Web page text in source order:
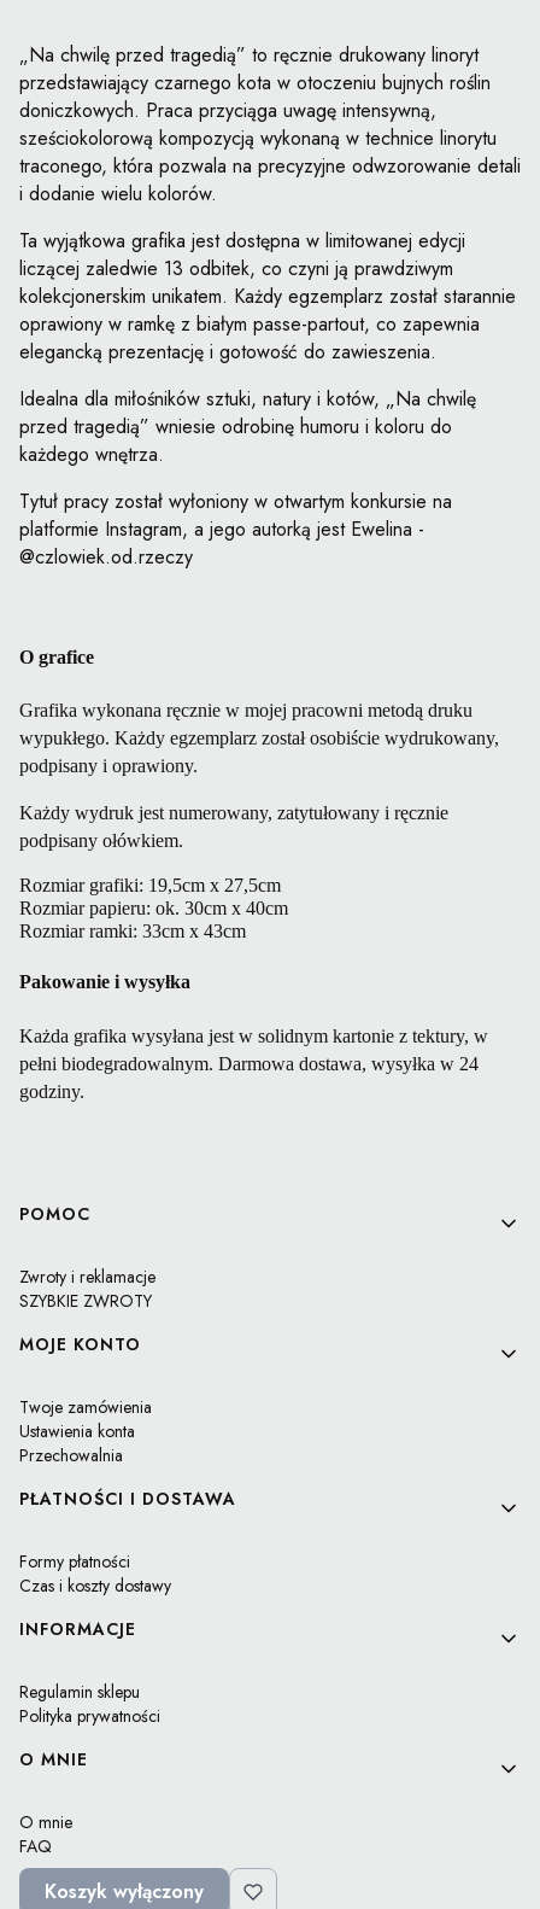
„Na chwilę przed tragedią” to ręcznie drukowany linoryt
przedstawiający czarnego kota w otoczeniu bujnych roślin
doniczkowych. Praca przyciąga uwagę intensywną,
sześciokolorową kompozycją wykonaną w technice linorytu
traconego, która pozwala na precyzyjne odwzorowanie detali
i dodanie wielu kolorów.
Ta wyjątkowa grafika jest dostępna w limitowanej edycji
liczącej zaledwie 13 odbitek, co czyni ją prawdziwym
kolekcjonerskim unikatem. Każdy egzemplarz został starannie
oprawiony w ramkę z białym passe-partout, co zapewnia
elegancką prezentację i gotowość do zawieszenia.
Idealna dla miłośników sztuki, natury i kotów, „Na chwilę
przed tragedią” wniesie odrobinę humoru i koloru do
każdego wnętrza.
Tytuł pracy został wyłoniony w otwartym konkursie na
platformie Instagram, a jego autorką jest Ewelina -
@czlowiek.od.rzeczy
O grafice
Grafika wykonana ręcznie w mojej pracowni metodą druku
wypukłego. Każdy egzemplarz został osobiście wydrukowany,
podpisany i oprawiony.
Każdy wydruk jest numerowany, zatytułowany i ręcznie
podpisany ołówkiem.
Rozmiar grafiki: 19,5cm x 27,5cm
Rozmiar papieru: ok. 30cm x 40cm
Rozmiar ramki: 33cm x 43cm
Pakowanie i wysyłka
Każda grafika wysyłana jest w solidnym kartonie z tektury, w
pełni biodegradowalnym. Darmowa dostawa, wysyłka w 24
godziny.
Linki w stopce
POMOC
Zwroty i reklamacje
SZYBKIE ZWROTY
MOJE KONTO
Twoje zamówienia
Ustawienia konta
Przechowalnia
PŁATNOŚCI I DOSTAWA
Formy płatności
Czas i koszty dostawy
INFORMACJE
Regulamin sklepu
Polityka prywatności
O MNIE
O mnie
FAQ
Blog
Kontakt i dane firmy
Koszyk wyłączony